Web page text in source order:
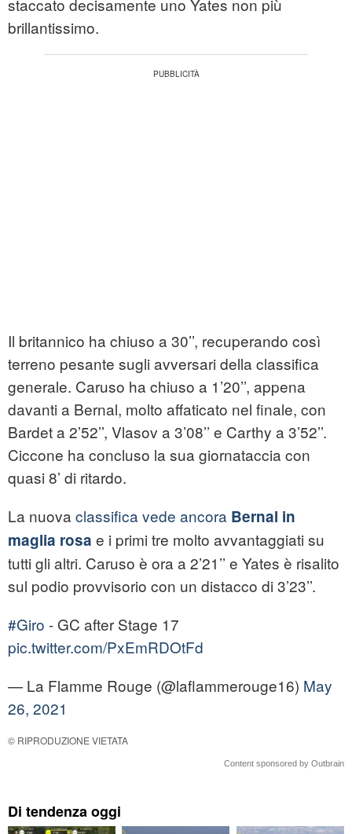
staccato decisamente uno Yates non più
brillantissimo.
Il britannico ha chiuso a 30’’, recuperando così
terreno pesante sugli avversari della classifica
generale. Caruso ha chiuso a 1’20’’, appena
davanti a Bernal, molto affaticato nel finale, con
Bardet a 2’52’’, Vlasov a 3’08’’ e Carthy a 3’52’’.
Ciccone ha concluso la sua giornataccia con
quasi 8’ di ritardo.
La nuova classifica vede ancora Bernal in
maglia rosa e i primi tre molto avvantaggiati su
tutti gli altri. Caruso è ora a 2’21’’ e Yates è risalito
sul podio provvisorio con un distacco di 3’23’’.
#Giro - GC after Stage 17
pic.twitter.com/PxEmRDOtFd
— La Flamme Rouge (@laflammerouge16) May
26, 2021
© RIPRODUZIONE VIETATA
Content sponsored by Outbrain
Di tendenza oggi